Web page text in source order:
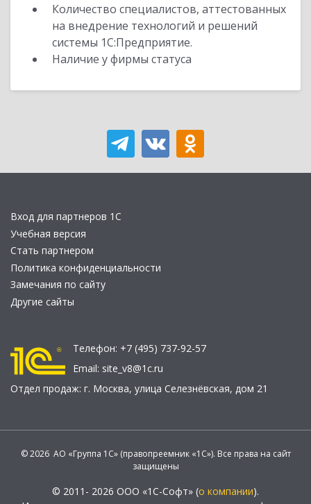
Количество специалистов, аттестованных
на внедрение технологий и решений
системы 1С:Предприятие.
Наличие у фирмы статуса
Вход для партнеров 1С
Учебная версия
Стать партнером
Политика конфиденциальности
Замечания по сайту
Другие сайты
Телефон: +7 (495) 737-92-57
Email: site_v8@1c.ru
Отдел продаж: г. Москва, улица Селезнёвская, дом 21
© 2026 АО «Группа 1С» (правопреемник «1С»). Все права на сайт
защищены
© 2011- 2026 ООО «1С-Софт» (о компании).